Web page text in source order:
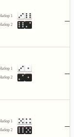
1
2
—
1
2
—
1
2
—